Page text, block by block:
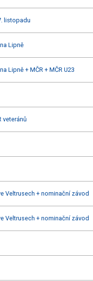
listopadu
Lipně
Lipně + MČR + MČR U23
veteránů
Veltrusech + nominační závod
Veltrusech + nominační závod